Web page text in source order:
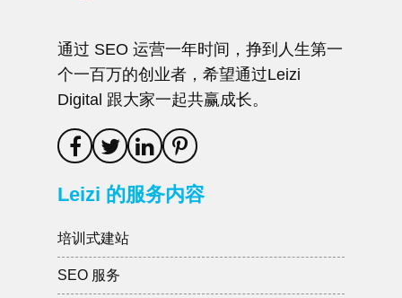
通过 SEO 运营一年时间，挣到人生第一
个一百万的创业者，希望通过Leizi